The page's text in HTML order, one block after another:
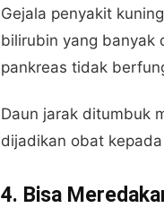
Gejala penyakit
bilirubin yang banyak
pankreas tidak
Daun jarak ditumbuk
dijadikan obat
4. Bisa